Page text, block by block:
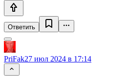
Ответить
PriFak27 июл 2024 в 17:14